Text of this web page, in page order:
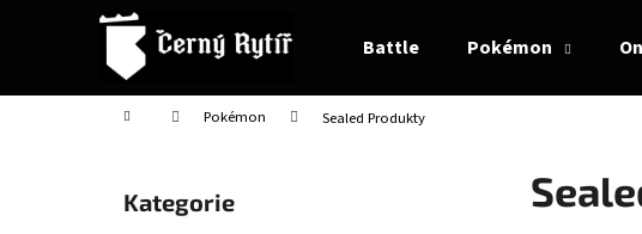
Battle Pokémon
Domů Pokémon Sealed Produkty
Přeskočit
kategorie
Kategorie
í
Zpět
do
Zpět
do